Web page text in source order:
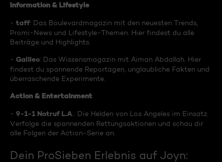
Information & Lifestyle
- taff: Das Boulevardmagazin mit den neuesten Trends,
Promi-News und Lifestyle-Themen. Hier findest du alle
Beiträge und Highlights.
- Galileo: Das Wissensmagazin mit Aiman Abdallah. Hier
findest du spannende Reportagen, unglaubliche Fakten und
überraschende Experimente.
Action & Entertainment
- 9-1-1 Notruf L.A .: Die Helden von Los Angeles im Einsatz.
Verfolge die spannenden Rettungsaktionen und schau dir
alle Folgen der Action-Serie an.
Dein ProSieben Erlebnis auf Joyn: